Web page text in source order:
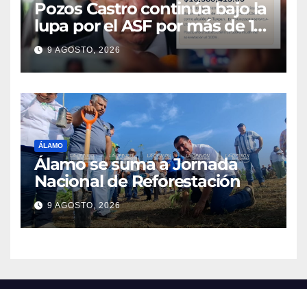
Pozos Castro continúa bajo la
lupa por el ASF por más de 10
MDP
9 AGOSTO, 2026
ÁLAMO
Álamo se suma a Jornada
Nacional de Reforestación
9 AGOSTO, 2026